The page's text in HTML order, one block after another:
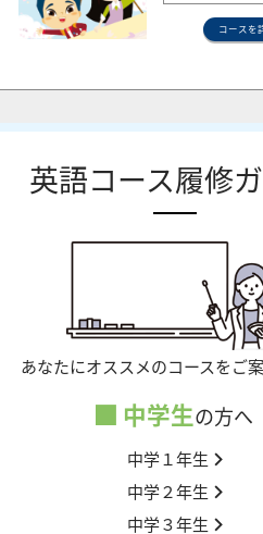
コースを
英語コース履修
あなたにオススメのコースをご
中学生の方へ
中学１年生
中学２年生
中学３年生